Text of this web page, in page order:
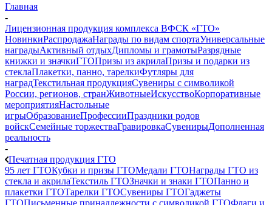
Главная
-
Лицензионная продукция комплекса ВФСК «ГТО»
НовинкиРаспродажаНаграды по видам спортаУниверсальные
наградыАктивный отдыхДипломы и грамотыРазрядные
книжки и значкиГТОПризы из акрилаПризы и подарки из
стеклаПлакетки, панно, тарелкиФутляры для
наградТекстильная продукцияСувениры с символикой
России, регионов, странЖивотныеИскусствоКорпоративные
мероприятияНастольные
игрыОбразованиеПрофессииПраздники родов
войскСемейные торжестваГравировкаСувенирыДополненная
реальность
-
Печатная продукция ГТО
95 лет ГТОКубки и призы ГТОМедали ГТОНаграды ГТО из
стекла и акрилаТекстиль ГТОЗначки и знаки ГТОПанно и
плакетки ГТОТарелки ГТОСувениры ГТОГаджеты
ГТОПисьменные принадлежности с символикой ГТОФлаги и